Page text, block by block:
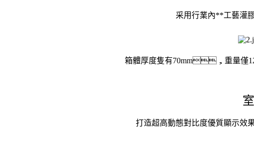
采用行業內**工藝
箱體厚度隻有70mm，重量
打造超高動態對比度優質顯示